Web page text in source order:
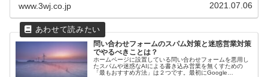
www.3wj.co.jp 2021.07.06
問い合わせフォームのスパム対策と迷惑営業対策
でやるべきことは？
ホームページに設置している問い合わせフォームを悪用し
たスパムや迷惑なAIによる書き込み営業を無くすための
「最もおすすめ方法」は２つです。最初にGoogle